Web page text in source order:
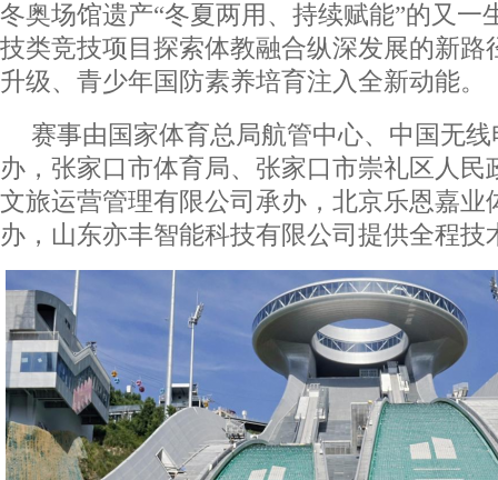
冬奥场馆遗产“冬夏两用、持续赋能”的又一
技类竞技项目探索体教融合纵深发展的新路
升级、青少年国防素养培育注入全新动能。
赛事由国家体育总局航管中心、中国无
办，张家口市体育局、张家口市崇礼区人民
文旅运营管理有限公司承办，北京乐恩嘉业
办，山东亦丰智能科技有限公司提供全程技